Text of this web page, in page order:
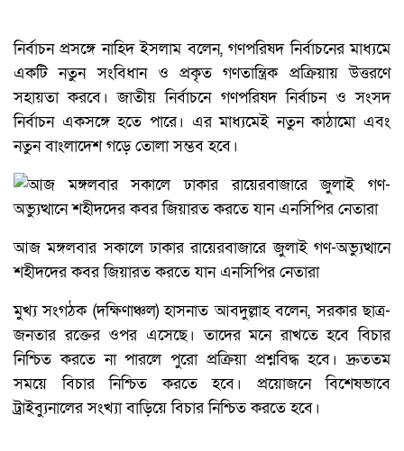
নির্বাচন প্রসঙ্গে নাহিদ ইসলাম বলেন, গণপরিষদ নির্বাচনের মাধ্যমে
একটি নতুন সংবিধান ও প্রকৃত গণতান্ত্রিক প্রক্রিয়ায় উত্তরণে
সহায়তা করবে। জাতীয় নির্বাচনে গণপরিষদ নির্বাচন ও সংসদ
নির্বাচন একসঙ্গে হতে পারে। এর মাধ্যমেই নতুন কাঠামো এবং
নতুন বাংলাদেশ গড়ে তোলা সম্ভব হবে।
আজ মঙ্গলবার সকালে ঢাকার রায়েরবাজারে জুলাই গণ-অভ্যুত্থানে
শহীদদের কবর জিয়ারত করতে যান এনসিপির নেতারা
মুখ্য সংগঠক (দক্ষিণাঞ্চল) হাসনাত আবদুল্লাহ বলেন, সরকার ছাত্র-
জনতার রক্তের ওপর এসেছে। তাদের মনে রাখতে হবে বিচার
নিশ্চিত করতে না পারলে পুরো প্রক্রিয়া প্রশ্নবিদ্ধ হবে। দ্রুততম
সময়ে বিচার নিশ্চিত করতে হবে। প্রয়োজনে বিশেষভাবে
ট্রাইব্যুনালের সংখ্যা বাড়িয়ে বিচার নিশ্চিত করতে হবে।